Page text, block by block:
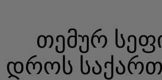
თემურ
დროს